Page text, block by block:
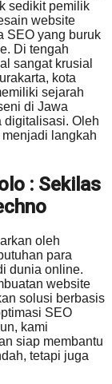
sedikit pemilik
website
SEO yang buruk
Di tengah
sangat krusial
kota
sejarah
di Jawa
digitalisasi. Oleh
langkah
: Sekilas
oleh
para
dunia online.
website
solusi berbasis
SEO
kami
siap membantu
tetapi juga